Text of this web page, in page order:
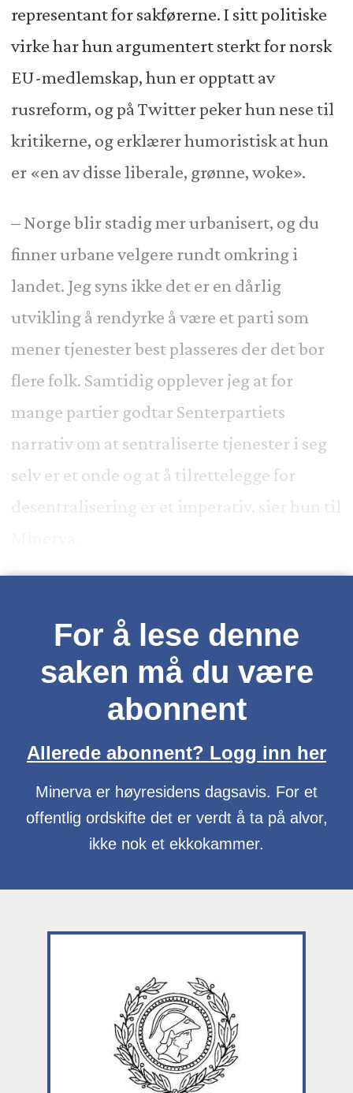
representant for sakførerne. I sitt politiske
virke har hun argumentert sterkt for norsk
EU-medlemskap, hun er opptatt av
rusreform, og på Twitter peker hun nese til
kritikerne, og erklærer humoristisk at hun
er «en av disse liberale, grønne, woke».
– Norge blir stadig mer urbanisert, og du
finner urbane velgere rundt omkring i
landet. Jeg syns ikke det er en dårlig
utvikling å rendyrke å være et parti som
mener tjenester best plasseres der det bor
flere folk. Samtidig opplever jeg at for
mange partier godtar Senterpartiets
narrativ om at sentraliserte tjenester i seg
selv er et onde og at å tilrettelegge for
desentralisering er et imperativ, sier hun til
For å lese denne
saken må du være
abonnent
Allerede abonnent? Logg inn her
Minerva er høyresidens dagsavis. For et
offentlig ordskifte det er verdt å ta på alvor,
ikke nok et ekkokammer.